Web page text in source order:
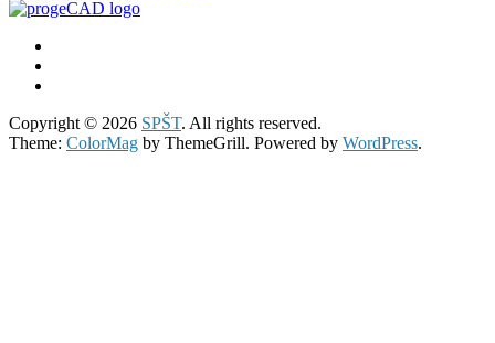
Copyright © 2026 SPŠT. All rights reserved.
Theme: ColorMag by ThemeGrill. Powered by WordPress.